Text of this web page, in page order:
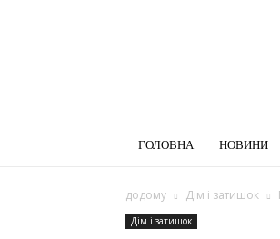
ГОЛОВНА НОВИНИ
додому Дім і затишок
Дім і затишок